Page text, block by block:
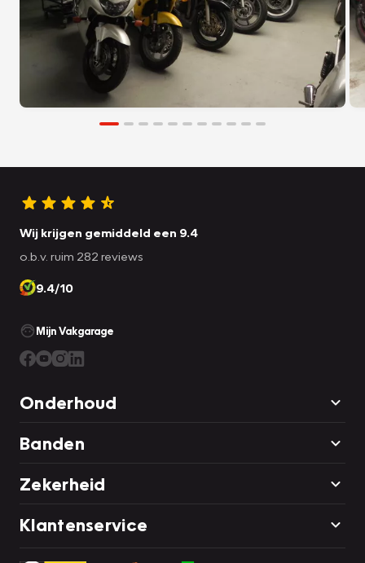
Wij krijgen gemiddeld een 9.4
o.b.v. ruim 282 reviews
9.4/10
Mijn Vakgarage
Onderhoud
Banden
Zekerheid
Klantenservice